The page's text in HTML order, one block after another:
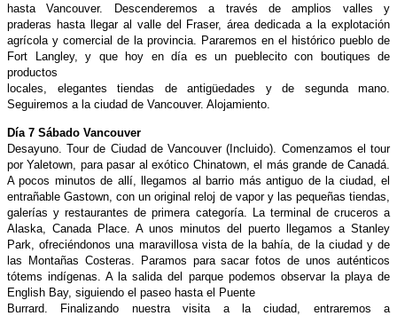
hastaVancouver. Descenderemos a través de amplios valles y
praderas hasta llegar al valle del Fraser, área dedicada a la explotación
agrícola y comercial de la provincia. Pararemos en el histórico pueblo de
Fort Langley, y que hoy en día es un pueblecito con boutiques de
productos
locales, elegantes tiendas de antigüedades y de segunda mano.
Seguiremos a la ciudad de Vancouver. Alojamiento.
Día 7 Sábado Vancouver
Desayuno. Tour de Ciudad de Vancouver (Incluido). Comenzamos el tour
por Yaletown, para pasar al exótico Chinatown, el más grande de Canadá.
A pocos minutos de allí, llegamos al barrio más antiguo dela ciudad, el
entrañable Gastown, con un original reloj de vapor y las pequeñas tiendas,
galerías y restaurantes de primera categoría. La terminal de cruceros a
Alaska, Canada Place. A unos minutos del puerto llegamos a Stanley
Park, ofreciéndonos una maravillosa vista de labahía, de la ciudad y de
las Montañas Costeras. Paramos para sacar fotosde unos auténticos
tótems indígenas. A la salida del parque podemos observar la playa de
English Bay, siguiendo el paseo hasta el Puente
Burrard. Finalizando nuestra visita a la ciudad, entraremos a